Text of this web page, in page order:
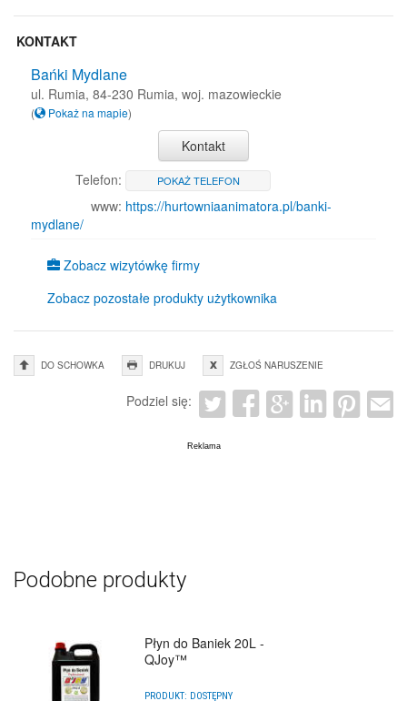
KONTAKT
Bańki Mydlane
ul. Rumia, 84-230 Rumia, woj. mazowieckie
( Pokaż na mapie)
Kontakt
Telefon:
POKAŻ TELEFON
www: https://hurtowniaanimatora.pl/banki-
mydlane/
Zobacz wizytówkę firmy
Zobacz pozostałe produkty użytkownika
DO SCHOWKA DRUKUJ ZGŁOŚ NARUSZENIE
Podziel się:
Podobne produkty
Płyn do Baniek 20L -
QJoy™
PRODUKT: DOSTĘPNY